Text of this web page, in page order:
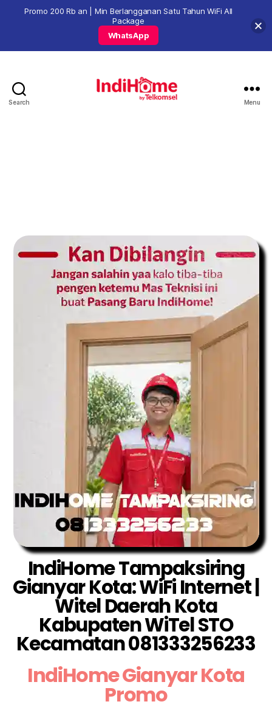
Search Menu
IndiHome Tampaksiring
Gianyar Kota: WiFi Internet |
Witel Daerah Kota
Kabupaten WiTel STO
Kecamatan 081333256233
IndiHome Gianyar Kota
Promo
Promo 200 Rb an | Min Berlangganan Satu Tahun WiFi All
Package
WhatsApp